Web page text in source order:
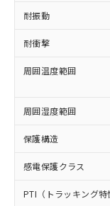
耐振動
耐衝撃
周囲温度範囲
周囲湿度範囲
保護構造
感電保護クラス
PTI（トラッキング特
正
様
ム
オ
在
示
マ
ビス
メン
ルベンジル
（DBP）
但し、RoHS
フタル酸エス
図的な使用
部品在庫
月が前後
DBP(フタル
イソブチル)
「ｅ」：
準値以下
「10」：
質が外部
及ぼさな
「－」：未
全
い
当
ル
武
当
場
該
販
法に
－
空